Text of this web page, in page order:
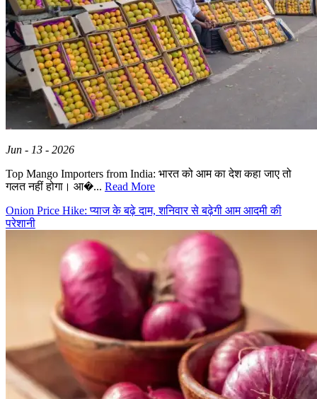
Jun - 13 - 2026
Top Mango Importers from India: भारत को आम का देश कहा जाए तो
गलत नहीं होगा। आ�... Read More
Onion Price Hike: प्याज के बढ़े दाम, शनिवार से बढ़ेगी आम आदमी की
परेशानी